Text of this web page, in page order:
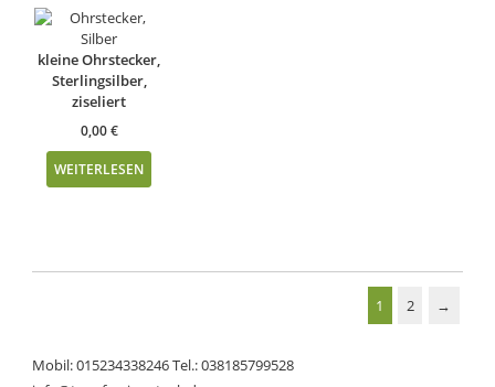
kleine Ohrstecker,
Sterlingsilber,
ziseliert
0,00€
WEITERLESEN
1 2 →
Mobil: 015234338246 Tel.: 038185799528